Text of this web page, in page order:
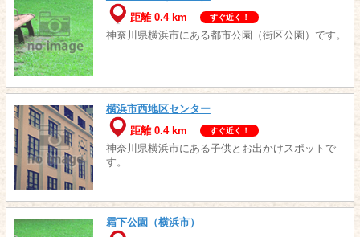
距離 0.4 km
すぐ近く！
神奈川県横浜市にある都市公園（街区公園）です。
横浜市西地区センター
距離 0.4 km
すぐ近く！
神奈川県横浜市にある子供とお出かけスポットで
す。
霜下公園（横浜市）